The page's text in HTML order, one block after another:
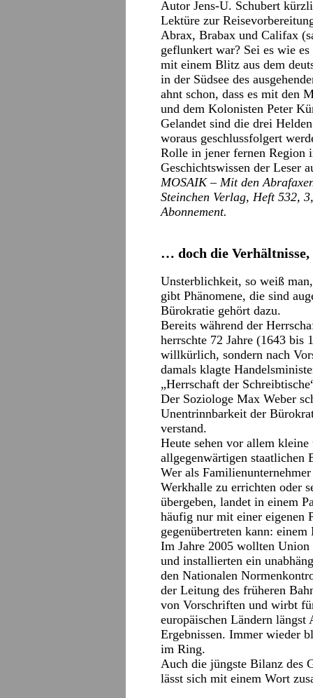
Autor Jens-U. Schubert
Lektüre zur
Abrax, Brabax und Califax
geflunkert war? Sei es wie
mit einem Blitz aus dem
in der Südsee des
ahnt schon, dass es mit den
und dem Kolonisten Peter
Gelandet sind die drei
woraus geschlussfolgert
Rolle in jener fernen Region
Geschichtswissen der Leser
MOSAIK – Mit den
Steinchen Verlag, Heft 532,
Abonnement.
… doch die Verhältnisse,
Unsterblichkeit, so weiß
gibt Phänomene, die sind
Bürokratie gehört dazu.
Bereits während der
herrschte 72 Jahre (1643 bis
willkürlich, sondern nach
damals klagte
„Herrschaft der
Der Soziologe Max Weber
Unentrinnbarkeit der
verstand.
Heute sehen vor allem
allgegenwärtigen staatlichen
Wer als
Werkhalle zu errichten oder
übergeben, landet in einem
häufig nur mit einer eigenen
gegenübertreten kann:
Im Jahre 2005 wollten Union
und installierten ein
den Nationalen
der Leitung des früheren
von Vorschriften und wirbt
europäischen Ländern
Ergebnissen. Immer wieder
im Ring.
Auch die jüngste Bilanz des
lässt sich mit einem Wort